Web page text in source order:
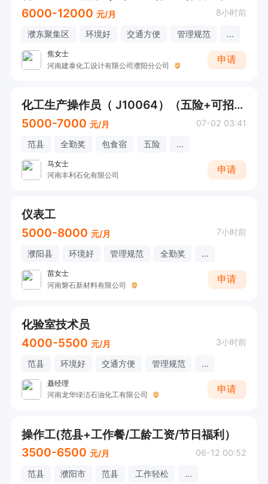
6000-12000 元/月 8小时前
濮东聚集区 环境好 交通方便 管理规范 ...
焦女士
河南建泰化工设计有限公司濮阳分公司
申请
化工生产操作员（ J10064）（五险+可招应届生+包食宿）
5000-7000 元/月 07-02 03:41
范县 全勤奖 包食宿 五险 ...
马女士
河南丰利石化有限公司
申请
仪表工
5000-8000 元/月 7小时前
濮阳县 环境好 管理规范 全勤奖 ...
苗女士
河南磐石新材料有限公司
申请
化验室技术员
4000-5500 元/月 3小时前
范县 环境好 交通方便 管理规范 ...
聂经理
河南龙华绿洁石油化工有限公司
申请
操作工(范县+工作餐/工龄工资/节日福利）
3500-6500 元/月 06-12 00:52
范县 濮阳市 范县 工作轻松 ...